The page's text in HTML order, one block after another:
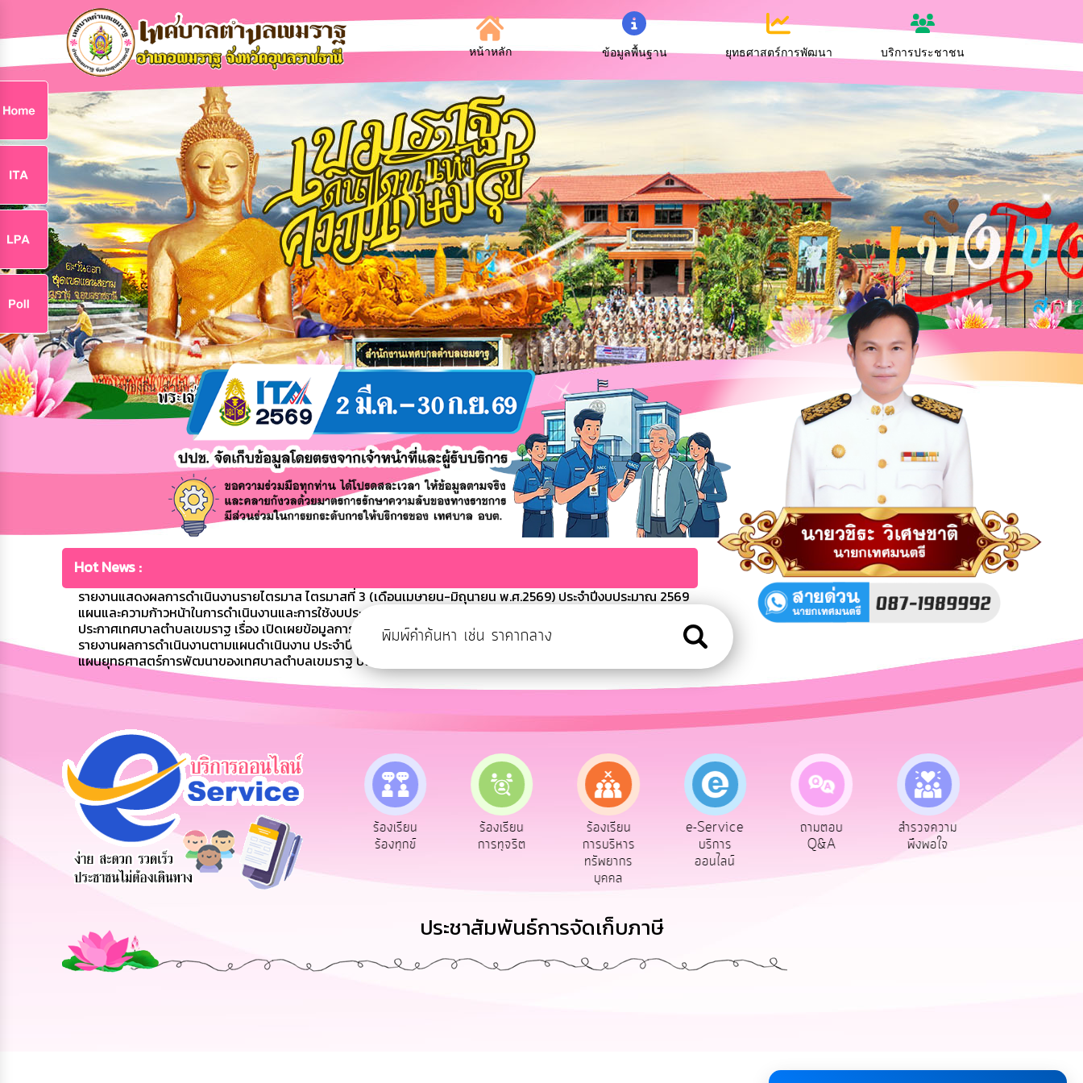
หน้าหลัก ข้อมูลพื้นฐาน ยุทธศาสตร์การพัฒนา บริการประชาชน
Hot News :
รายงานแสดงผลการดำเนินงานรายไตรมาส ไตรมาสที่ 3 (เดือนเมษายน-มิถุนายน พ.ศ.2569) ประจำปีงบประมาณ 2569
แผนและความก้าวหน้าในการดำเนินงานและการใช้งบประมาณประจำปี พ.ศ.2568
ประกาศเทศบาลตำบลเขมราฐ เรื่อง เปิดเผยข้อมูลการจ่ายขาดของเทศบาลตำบลเขมราฐ
รายงานผลการดำเนินงานตามแผนดำเนินงาน ประจำปีงบประมาณ 2568
แผนยุทธศาสตร์การพัฒนาของเทศบาลตำบลเขมราฐ ปีงบประมาณ พ.ศ.2569
ข้อมูลการ
สายด่วนผู้
บริหาร
รับฟังความ
คิดเห็น
ประชาชน
ร้องเรียน
ร้องทุกข์
ร้องเรียน
การทุจริต
ร้องเรียน
การบริหาร
ทรัพยากร
บุคคล
e-Service
บริการ
ออนไลน์
ถามตอบ
Q&A
สำรวจความ
พึงพอใจ
ประชาสัมพันธ์การจัดเก็บภาษี